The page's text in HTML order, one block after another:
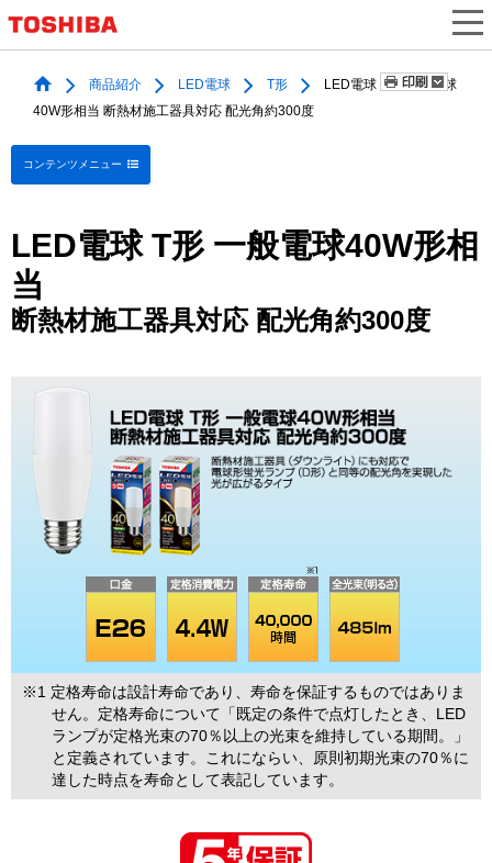
商品紹介 LED電球 T形
LED電球 T形 一般電球
40W形相当 断熱材施工器具対応 配光角約300度
コンテンツメニュー
LED電球 T形 一般電球40W形相
当
断熱材施工器具対応 配光角約300度
※1 定格寿命は設計寿命であり、寿命を保証するものではありま
せん。定格寿命について「既定の条件で点灯したとき、LED
ランプが定格光束の70％以上の光束を維持している期間。」
と定義されています。これにならい、原則初期光束の70％に
達した時点を寿命として表記しています。